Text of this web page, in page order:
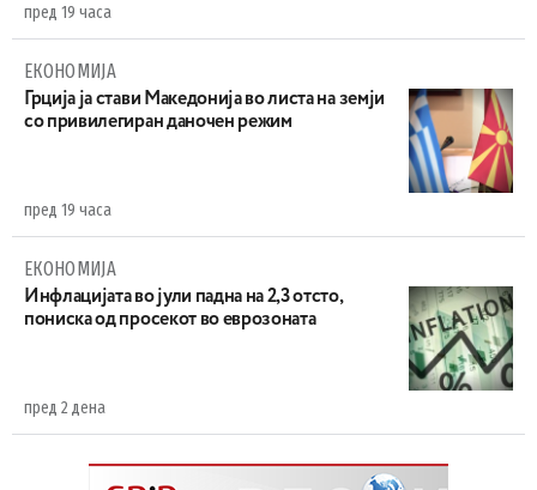
пред 19 часа
ЕКОНОМИЈА
Грција ја стави Македонија во листа на земји
со привилегиран даночен режим
пред 19 часа
ЕКОНОМИЈА
Инфлацијата во јули падна на 2,3 отсто,
пониска од просекот во еврозоната
пред 2 дена